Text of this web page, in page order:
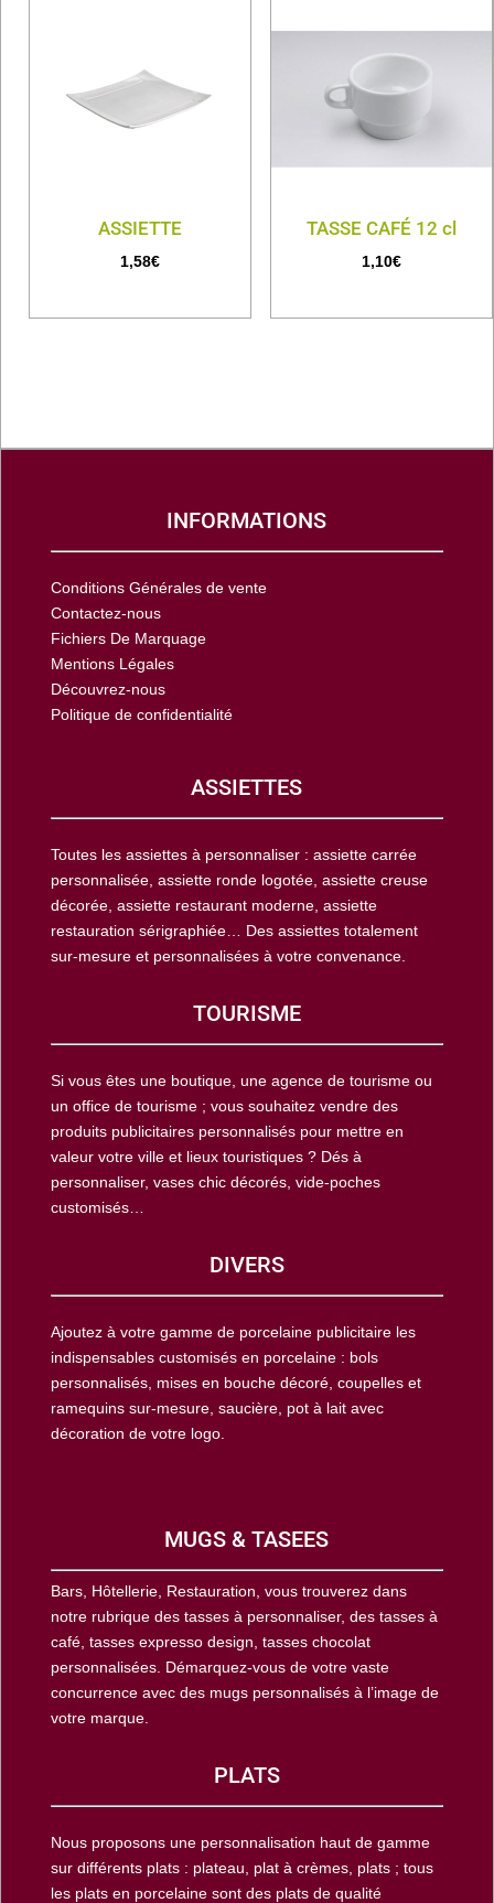
ASSIETTE
1,58€
TASSE CAFÉ 12 cl
1,10€
INFORMATIONS
Conditions Générales de vente
Contactez-nous
Fichiers De Marquage
Mentions Légales
Découvrez-nous
Politique de confidentialité
ASSIETTES
Toutes les assiettes à personnaliser : assiette carrée
personnalisée, assiette ronde logotée, assiette creuse
décorée, assiette restaurant moderne, assiette
restauration sérigraphiée… Des assiettes totalement
sur-mesure et personnalisées à votre convenance.
TOURISME
Si vous êtes une boutique, une agence de tourisme ou
un office de tourisme ; vous souhaitez vendre des
produits publicitaires personnalisés pour mettre en
valeur votre ville et lieux touristiques ? Dés à
personnaliser, vases chic décorés, vide-poches
customisés…
DIVERS
Ajoutez à votre gamme de porcelaine publicitaire les
indispensables customisés en porcelaine : bols
personnalisés, mises en bouche décoré, coupelles et
ramequins sur-mesure, saucière, pot à lait avec
décoration de votre logo.
MUGS & TASEES
Bars, Hôtellerie, Restauration, vous trouverez dans
notre rubrique des tasses à personnaliser, des tasses à
café, tasses expresso design, tasses chocolat
personnalisées. Démarquez-vous de votre vaste
concurrence avec des mugs personnalisés à l’image de
votre marque.
PLATS
Nous proposons une personnalisation haut de gamme
sur différents plats : plateau, plat à crèmes, plats ; tous
les plats en porcelaine sont des plats de qualité